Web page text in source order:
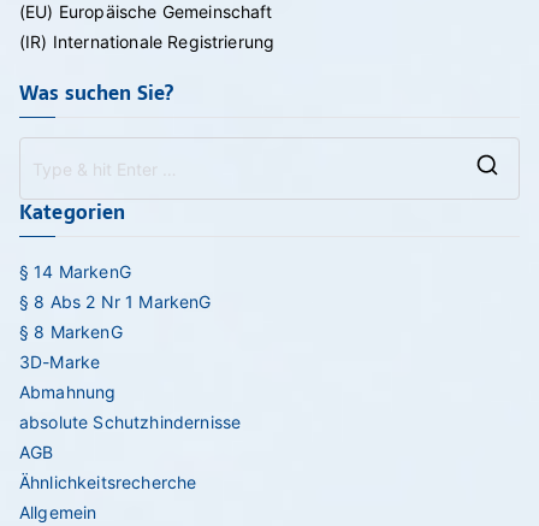
(EU) Europäische Gemeinschaft
(IR) Internationale Registrierung
Was suchen Sie?
Kategorien
§ 14 MarkenG
§ 8 Abs 2 Nr 1 MarkenG
§ 8 MarkenG
3D-Marke
Abmahnung
absolute Schutzhindernisse
AGB
Ähnlichkeitsrecherche
Allgemein